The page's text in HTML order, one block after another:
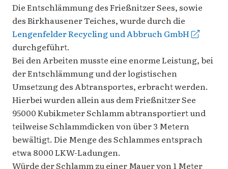
Die Entschlämmung des Frießnitzer Sees, sowie
des Birkhausener Teiches, wurde durch die
Lengenfelder Recycling und Abbruch GmbH
durchgeführt.
Bei den Arbeiten musste eine enorme Leistung, bei
der Entschlämmung und der logistischen
Umsetzung des Abtransportes, erbracht werden.
Hierbei wurden allein aus dem Frießnitzer See
95000 Kubikmeter Schlamm abtransportiert und
teilweise Schlammdicken von über 3 Metern
bewältigt. Die Menge des Schlammes entsprach
etwa 8000 LKW-Ladungen.
Würde der Schlamm zu einer Mauer von 1 Meter